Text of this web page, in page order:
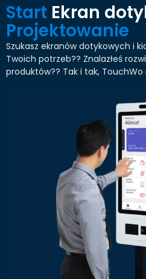
Start Ekran
Projektowanie
Szukasz ekranów dotykowych i
Twoich potrzeb?? Znalazłeś
produktów?? Tak i tak,